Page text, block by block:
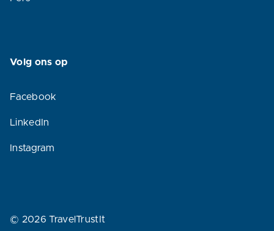
Volg ons op
Facebook
LinkedIn
Instagram
© 2026 TravelTrustIt